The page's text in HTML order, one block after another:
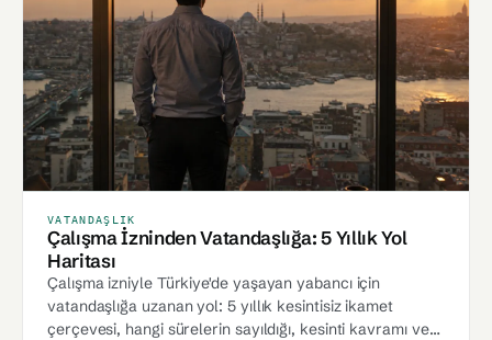
VATANDAŞLIK
Çalışma İzninden Vatandaşlığa: 5 Yıllık Yol
Haritası
Çalışma izniyle Türkiye'de yaşayan yabancı için
vatandaşlığa uzanan yol: 5 yıllık kesintisiz ikamet
çerçevesi, hangi sürelerin sayıldığı, kesinti kavramı ve